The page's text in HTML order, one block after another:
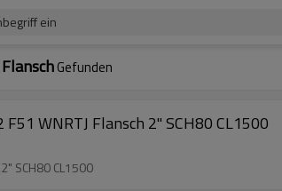
ein
Gefunden
WNRTJ Flansch 2" SCH80 CL1500
SCH80 CL1500